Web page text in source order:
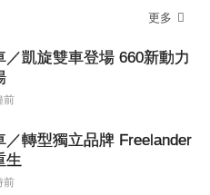
更多
／凱旋雙車登場 660新動力
前
／轉型獨立品牌 Freelander
生
前